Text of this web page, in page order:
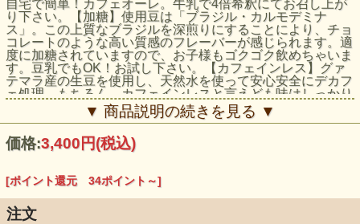
自宅で簡単！カフェオーレ。牛乳で4倍希釈にてお召し上が
り下さい。【加糖】使用豆は「ブラジル・カルモデミナ
ス」。この上質なブラジルを深煎りにすることにより、チョ
コレートのような高い質感のフレーバーが感じられます。適
度に加糖されていますので、お子様もゴクゴク飲めちゃいま
す。豆乳でもOK！お試し下さい。【カフェインレス】グァ
テマラ産の生豆を使用し、天然水を使って安心安全にデカフ
ェ処理。もちろん、カフェインレスと言えども味はしっかり
としており、コーヒーのフレーバーをしっかりと感じられま
す。妊婦さんやカフェインを気にされる方へのプレゼントに
も最適です。ご自宅用として、簡易包装にてお届けします。
▼ 商品説明の続きを見る ▼
価格:3,400円(税込)
[ポイント還元 34ポイント～]
注文